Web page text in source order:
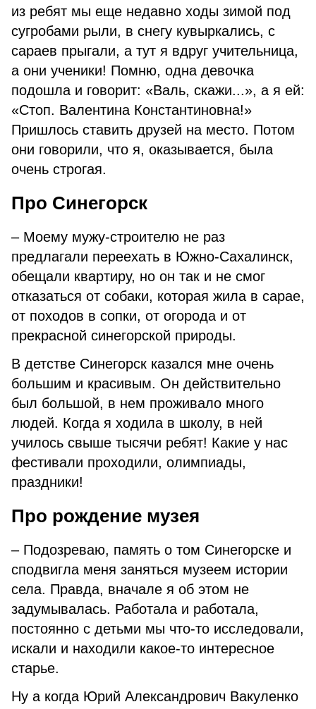
из ребят мы еще недавно ходы зимой под
сугробами рыли, в снегу кувыркались, с
сараев прыгали, а тут я вдруг учительница,
а они ученики! Помню, одна девочка
подошла и говорит: «Валь, скажи...», а я ей:
«Стоп. Валентина Константиновна!»
Пришлось ставить друзей на место. Потом
они говорили, что я, оказывается, была
очень строгая.
Про Синегорск
– Моему мужу-строителю не раз
предлагали переехать в Южно-Сахалинск,
обещали квартиру, но он так и не смог
отказаться от собаки, которая жила в сарае,
от походов в сопки, от огорода и от
прекрасной синегорской природы.
В детстве Синегорск казался мне очень
большим и красивым. Он действительно
был большой, в нем проживало много
людей. Когда я ходила в школу, в ней
училось свыше тысячи ребят! Какие у нас
фестивали проходили, олимпиады,
праздники!
Про рождение музея
– Подозреваю, память о том Синегорске и
сподвигла меня заняться музеем истории
села. Правда, вначале я об этом не
задумывалась. Работала и работала,
постоянно с детьми мы что-то исследовали,
искали и находили какое-то интересное
старье.
Ну а когда Юрий Александрович Вакуленко